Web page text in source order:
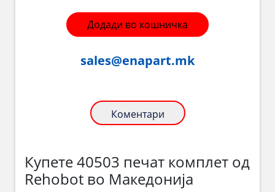
Додади во кошничка
sales@enapart.mk
Коментари
Купете 40503 печат комплет од
Rehobot во Македонија